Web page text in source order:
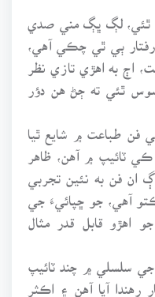
ٿئي، لڳ ڀڳ مني صدي
ٻي ٿي چڪي آهي،
اڄ به اهڙي تازي نظر
ٿئي ته ڄڻ هن دؤر
فن طباعت ۾ شايع ٿيا
ٽائيپ ۾ آهن، ظاهر
ان فن به نئين تجربي
آهي، جو ڇپائيءَ جي
اهڙو قابل قدر مثال
جي سلسلي ۾ چند ٽائيپ
رهندا آيا آهن ۽ اڪثر